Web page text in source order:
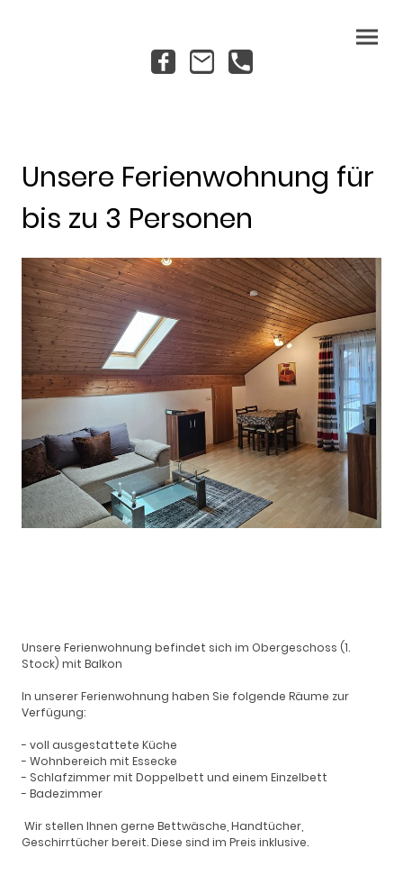
Unsere Ferienwohnung für
bis zu 3 Personen
Unsere Ferienwohnung befindet sich im Obergeschoss (1.
Stock) mit Balkon
In unserer Ferienwohnung haben Sie folgende Räume zur
Verfügung:
- voll ausgestattete Küche
- Wohnbereich mit Essecke
- Schlafzimmer mit Doppelbett und einem Einzelbett
- Badezimmer
Wir stellen Ihnen gerne Bettwäsche, Handtücher,
Geschirrtücher bereit. Diese sind im Preis inklusive.